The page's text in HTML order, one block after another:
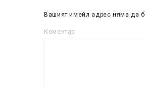
Вашият имейл адрес няма да
Коментар